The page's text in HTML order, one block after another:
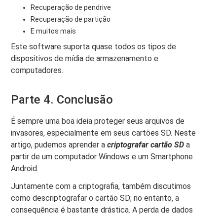
Recuperação de pendrive
Recuperação de partição
E muitos mais
Este software suporta quase todos os tipos de
dispositivos de mídia de armazenamento e
computadores.
Parte 4. Conclusão
É sempre uma boa ideia proteger seus arquivos de
invasores, especialmente em seus cartões SD. Neste
artigo, pudemos aprender acriptografar cartão SDa
partir de um computador Windows e um Smartphone
Android.
Juntamente com a criptografia, também discutimos
como descriptografar o cartão SD; no entanto, a
consequência é bastante drástica. A perda de dados